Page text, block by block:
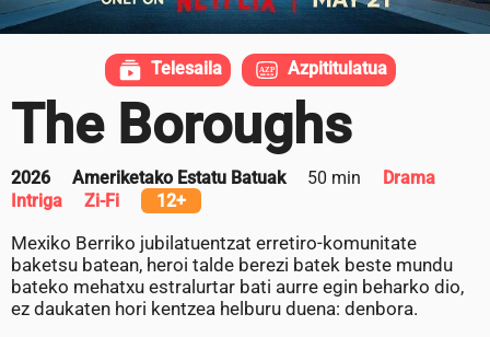
The Boroughs
2026 Ameriketako Estatu Batuak 50 min
Drama
Intriga
Zi-Fi 12+
Mexiko Berriko jubilatuentzat erretiro-komunitate
baketsu batean, heroi talde berezi batek beste mundu
bateko mehatxu estralurtar bati aurre egin beharko dio,
ez daukaten hori kentzea helburu duena: denbora.
Telesaila Azpititulatua